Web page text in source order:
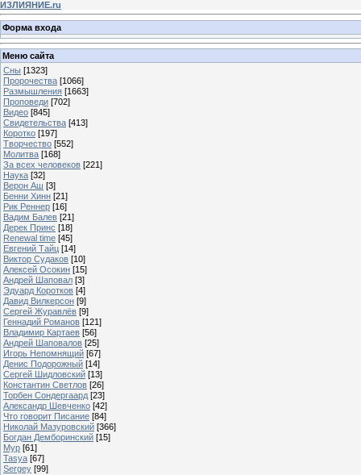
ИЗЛИЯНИЕ.ru
Форма входа
Меню сайта
Сны [1323]
Пророчества [1066]
Размышления [1663]
Проповеди [702]
Видео [845]
Свидетельства [413]
Коротко [197]
Творчество [552]
Молитва [168]
За всех человеков [221]
Наука [32]
Верон Аш [3]
Бенни Хинн [21]
Рик Реннер [16]
Вадим Балев [21]
Дерек Принс [18]
Renewal time [45]
Евгений Тайц [14]
Виктор Судаков [10]
Алексей Осокин [15]
Андрей Шаповал [3]
Эдуард Коротков [4]
Давид Вилкерсон [9]
Сергей Журавлёв [9]
Геннадий Романов [121]
Владимир Картаев [56]
Андрей Шаповалов [25]
Игорь Непомнящий [67]
Денис Подорожный [14]
Сергей Шидловский [13]
Константин Светлов [26]
Торбен Сондергаард [23]
Александр Шевченко [42]
Что говорит Писание [84]
Николай Мазуровский [366]
Богдан Демборинский [15]
Мур [61]
Tasya [67]
Sergey [99]